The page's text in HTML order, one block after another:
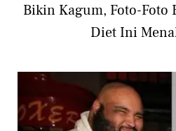
Bikin Kagum, Foto-Foto
Diet Ini